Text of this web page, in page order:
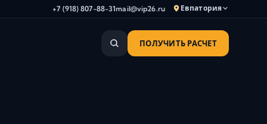
+7 (918) 807-88-31mail@vip26.ru Евпатория
ПОЛУЧИТЬ РАСЧЕТ